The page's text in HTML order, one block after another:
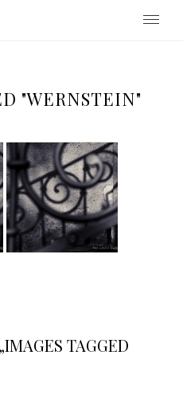
"WERNSTEIN"
TAGGED